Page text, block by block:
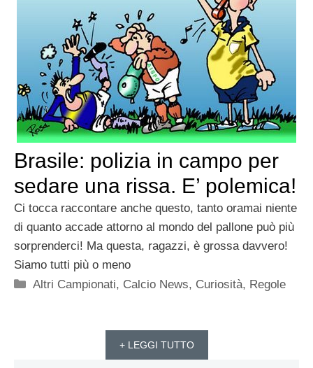
Brasile: polizia in campo per
sedare una rissa. E’ polemica!
Ci tocca raccontare anche questo, tanto oramai niente
di quanto accade attorno al mondo del pallone può più
sorprenderci! Ma questa, ragazzi, è grossa davvero!
Siamo tutti più o meno
Categorie
Altri Campionati, Calcio News, Curiosità, Regole
+ LEGGI TUTTO